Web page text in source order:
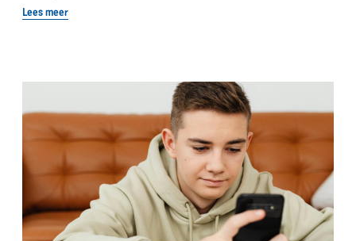
Lees meer